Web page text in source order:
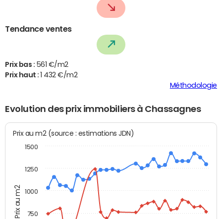
Tendance ventes
Prix bas : 561 €/m2
Prix haut :
1 432 €/m2
Méthodologie
Evolution des prix immobiliers à Chassagnes
Prix au m2
Prix au m2 (source : estimations JDN)
750
1000
1250
1500